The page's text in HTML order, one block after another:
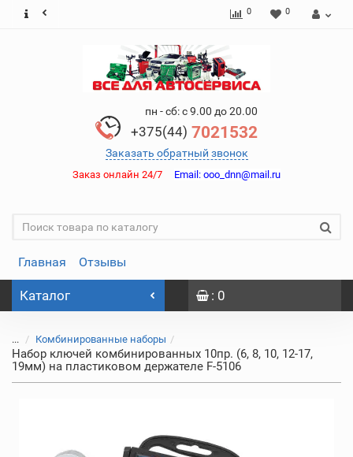
0 0
пн - сб: с 9.00 до 20.00
+375(44) 7021532
Заказать обратный звонок
Заказ онлайн 24/7 Email: ooo_dnn@mail.ru
Главная Отзывы
Каталог : 0
... Комбинированные наборы
Набор ключей комбинированных 10пр. (6, 8, 10, 12-17,
19мм) на пластиковом держателе F-5106